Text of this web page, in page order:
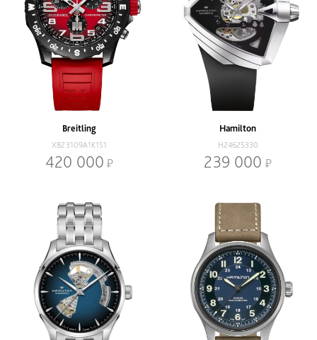
Breitling
X823109A1K1S1
420 000
Hamilton
H24625330
239 000